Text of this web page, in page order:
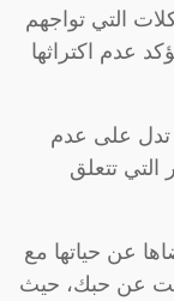
التي تواجهم
عدم اكتراثها
تدل على عدم
تتعلق
عن حياتها مع
عن حبك، حيث